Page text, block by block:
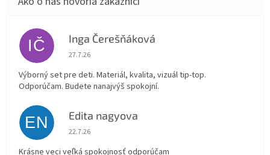
IČ Inga Čerešňáková
Hodnotenie obchodu je 5 z 5 hviezdičiek.
27.7.26
Výborný set pre deti. Materiál, kvalita, vizuál tip-top.
Odporúčam. Budete nanajvýš spokojní.
EN Edita nagyova
Hodnotenie obchodu je 5 z 5 hviezdičiek.
22.7.26
Krásne veci veľká spokojnosť odporúčam